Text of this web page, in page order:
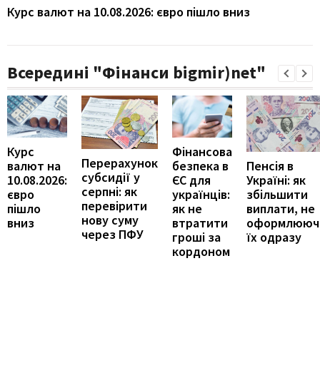
Курс валют на 10.08.2026: євро пішло вниз
Всередині "Фінанси bigmir)net"
Курс
валют на
10.08.2026:
євро
пішло
вниз
Перерахунок
субсидії у
серпні: як
перевірити
нову суму
через ПФУ
Фінансова
безпека в
ЄС для
українців:
як не
втратити
гроші за
кордоном
Пенсія в
Україні: як
збільшити
виплати, не
їх одразу